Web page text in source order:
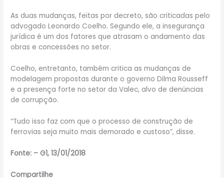
As duas mudanças, feitas por decreto, são criticadas pelo
advogado Leonardo Coelho. Segundo ele, a insegurança
jurídica é um dos fatores que atrasam o andamento das
obras e concessões no setor.
Coelho, entretanto, também critica as mudanças de
modelagem propostas durante o governo Dilma Rousseff
e a presença forte no setor da Valec, alvo de denúncias
de corrupção.
“Tudo isso faz com que o processo de construção de
ferrovias seja muito mais demorado e custoso”, disse.
Fonte: – G1, 13/01/2018
Compartilhe